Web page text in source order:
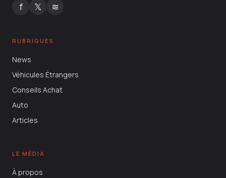
f 𝕏 ≋
RUBRIQUES
News
Véhicules Étrangers
Conseils Achat
Auto
Articles
LE MÉDIA
À propos